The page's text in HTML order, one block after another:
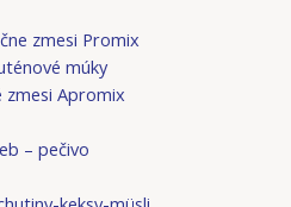
zmesi Promix
múky
zmesi Apromix
– pečivo